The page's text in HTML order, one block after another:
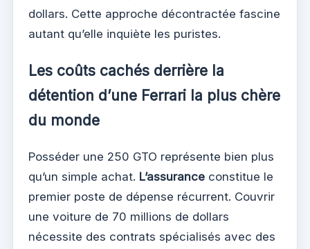
dollars. Cette approche décontractée fascine
autant qu’elle inquiète les puristes.
Les coûts cachés derrière la
détention d’une Ferrari la plus chère
du monde
Posséder une 250 GTO représente bien plus
qu’un simple achat. L’assurance constitue le
premier poste de dépense récurrent. Couvrir
une voiture de 70 millions de dollars
nécessite des contrats spécialisés avec des